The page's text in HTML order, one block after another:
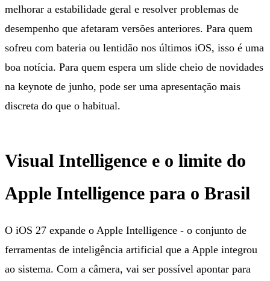
melhorar a estabilidade geral e resolver problemas de
desempenho que afetaram versões anteriores. Para quem
sofreu com bateria ou lentidão nos últimos iOS, isso é uma
boa notícia. Para quem espera um slide cheio de novidades
na keynote de junho, pode ser uma apresentação mais
discreta do que o habitual.
Visual Intelligence e o limite do
Apple Intelligence para o Brasil
O iOS 27 expande o Apple Intelligence - o conjunto de
ferramentas de inteligência artificial que a Apple integrou
ao sistema. Com a câmera, vai ser possível apontar para